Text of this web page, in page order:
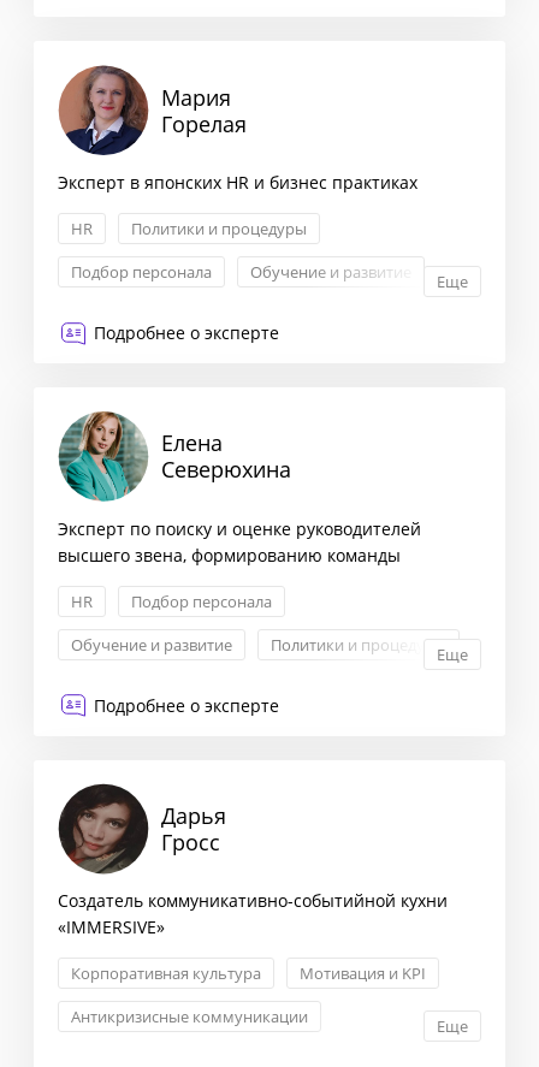
Мария
Горелая
Эксперт в японских HR и бизнес практиках
HR
Политики и процедуры
Подбор персонала
Обучение и развитие Еще
Подробнее о эксперте
Елена
Северюхина
Эксперт по поиску и оценке руководителей
высшего звена, формированию команды
HR
Подбор персонала
Обучение и развитие
Политики и процедурыЕще
Подробнее о эксперте
Дарья
Гросс
Создатель коммуникативно-событийной кухни
«IMMERSIVE»
Корпоративная культура
Мотивация и KPI
Антикризисные коммуникации
Еще